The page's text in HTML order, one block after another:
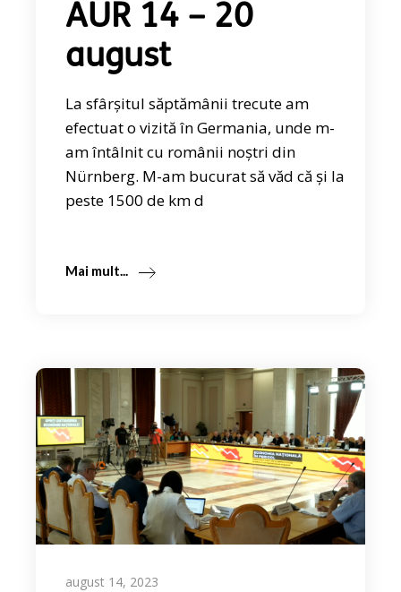
AUR 14 – 20
august
La sfârșitul săptămânii trecute am
efectuat o vizită în Germania, unde m-
am întâlnit cu românii noștri din
Nürnberg. M-am bucurat să văd că și la
peste 1500 de km d
Mai mult...
august 14, 2023